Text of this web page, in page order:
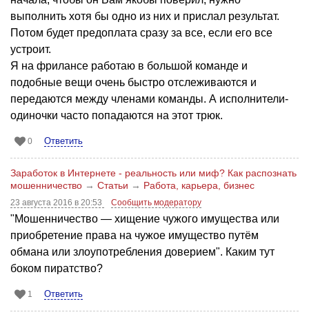
выполнить хотя бы одно из них и прислал результат.
Потом будет предоплата сразу за все, если его все
устроит.
Я на фрилансе работаю в большой команде и
подобные вещи очень быстро отслеживаются и
передаются между членами команды. А исполнители-
одиночки часто попадаются на этот трюк.
0 Ответить
Заработок в Интернете - реальность или миф? Как распознать
мошенничество → Статьи → Работа, карьера, бизнес
23 августа 2016 в 20:53 Сообщить модератору
"Мошенничество — хищение чужого имущества или
приобретение права на чужое имущество путём
обмана или злоупотребления доверием". Каким тут
боком пиратство?
1 Ответить